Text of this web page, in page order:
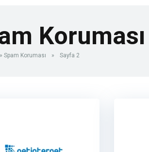
Koruması
» Spam Koruması » Sayfa 2